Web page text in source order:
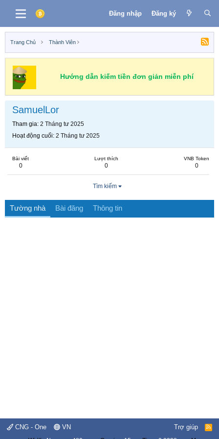
Đăng nhập Đăng ký
Trang Chủ Thành Viên
Hướng dẫn kiếm tiền đơn giản miễn phí
SamuelLor
Tham gia 2 Tháng tư 2025
Hoạt động cuối 2 Tháng tư 2025
Bài viết
0
Lượt thích
0
VNB Token
0
Tìm kiếm
Tường nhà Bài đăng Thông tin
CNG - One VN Trợ giúp
R